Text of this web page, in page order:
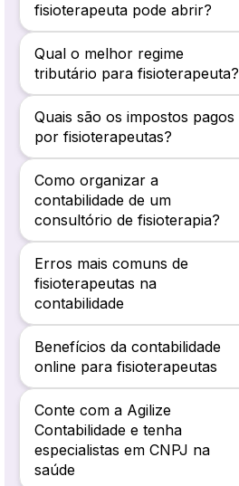
fisioterapeuta pode abrir?
Qual o melhor regime
tributário para fisioterapeuta?
Quais são os impostos pagos
por fisioterapeutas?
Como organizar a
contabilidade de um
consultório de fisioterapia?
Erros mais comuns de
fisioterapeutas na
contabilidade
Benefícios da contabilidade
online para fisioterapeutas
Conte com a Agilize
Contabilidade e tenha
especialistas em CNPJ na
saúde